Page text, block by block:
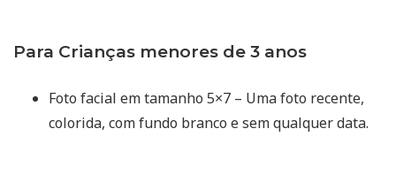
Para Crianças menores de 3 anos
Foto facial em tamanho 5×7 – Uma foto recente,
colorida, com fundo branco e sem qualquer data.